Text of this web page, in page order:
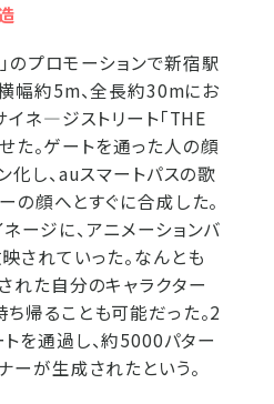
のプロモーションで新宿駅
幅約5m、全長約30mにお
イネ―ジストリート「THE
た。ゲートを通った人の顔
化し、auスマートパスの歌
の顔へとすぐに合成した。
ージに、アニメーションバ
されていった。なんとも
れた自分のキャラクター
帰ることも可能だった。2
を通過し、約5000パター
ーが生成されたという。